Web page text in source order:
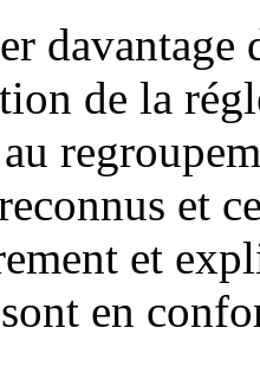
davantage
de la
et
et
en